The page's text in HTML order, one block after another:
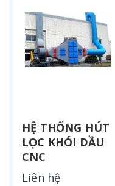
HỆ THỐNG HÚT
LỌC KHÓI DẦU
CNC
Liên hệ